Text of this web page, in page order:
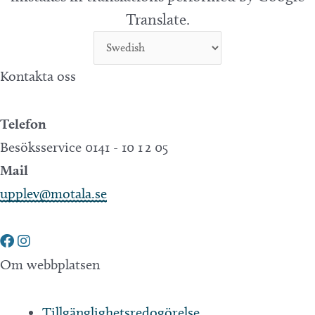
Translate.
Kontakta oss
Telefon
Besöksservice 0141 - 10 1 2 05
Mail
upplev@motala.se
Om webbplatsen